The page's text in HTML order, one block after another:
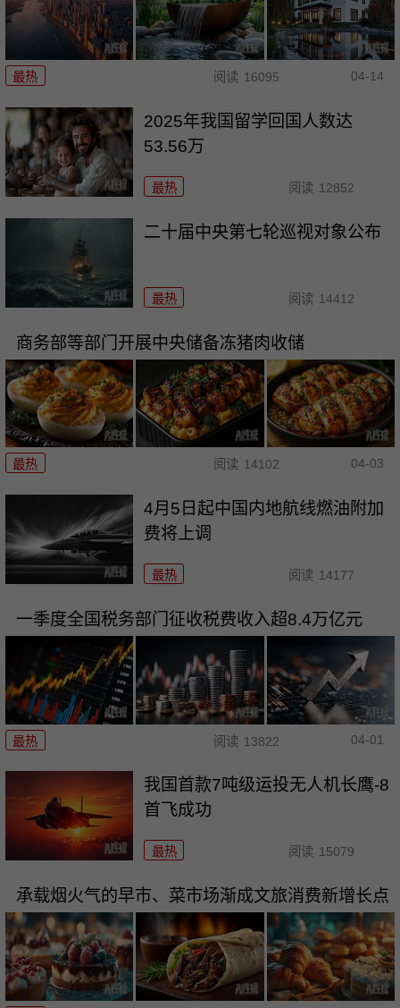
最热 阅读 16095 04-14
2025年我国留学回国人数达
53.56万
最热 阅读 12852
二十届中央第七轮巡视对象公布
最热 阅读 14412
商务部等部门开展中央储备冻猪肉收储
最热 阅读 14102 04-03
4月5日起中国内地航线燃油附加
费将上调
最热 阅读 14177
一季度全国税务部门征收税费收入超8.4万亿元
最热 阅读 13822 04-01
我国首款7吨级运投无人机长鹰-8
首飞成功
最热 阅读 15079
承载烟火气的早市、菜市场渐成文旅消费新增长点